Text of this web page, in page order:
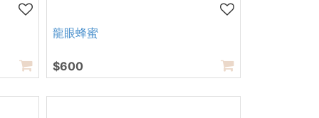
龍眼蜂蜜
$600